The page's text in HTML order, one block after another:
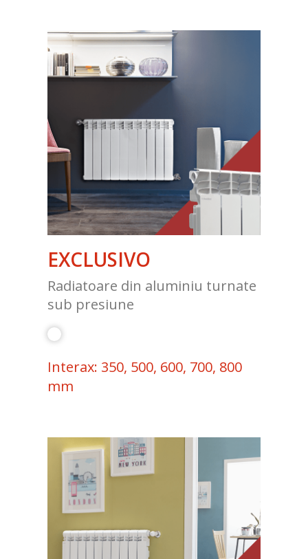
EXCLUSIVO
Radiatoare din aluminiu turnate
sub presiune
Interax: 350, 500, 600, 700, 800
mm